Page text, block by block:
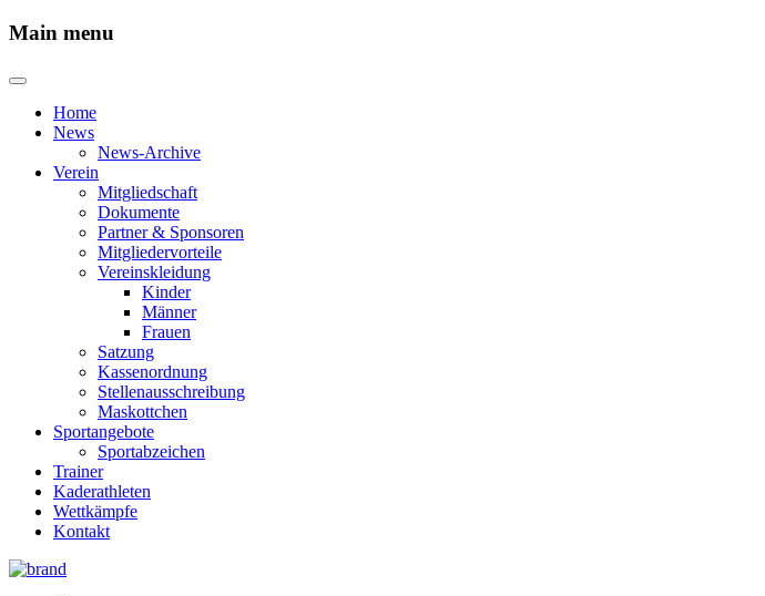
Main menu
Home
News
News-Archive
Verein
Mitgliedschaft
Dokumente
Partner & Sponsoren
Mitgliedervorteile
Vereinskleidung
Kinder
Männer
Frauen
Satzung
Kassenordnung
Stellenausschreibung
Maskottchen
Sportangebote
Sportabzeichen
Trainer
Kaderathleten
Wettkämpfe
Kontakt